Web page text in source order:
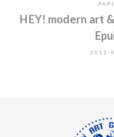
HEY! modern art
2012-